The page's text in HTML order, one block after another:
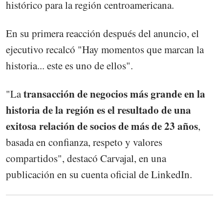
histórico para la región centroamericana.
En su primera reacción después del anuncio, el
ejecutivo recalcó "Hay momentos que marcan la
historia... este es uno de ellos".
"Latransacción de negocios más grande en la
historia de la región es el resultado de una
exitosa relación de socios de más de 23 años,
basada en confianza, respeto y valores
compartidos", destacó Carvajal, en una
publicación en su cuenta oficial de LinkedIn.